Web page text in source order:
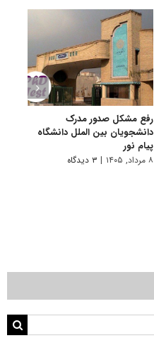
رفع مشکل صدور مدرک
دانشجویان بین الملل دانشگاه
پیام نور
۸ مرداد, ۱۴۰۵ | ۳ دیدگاه